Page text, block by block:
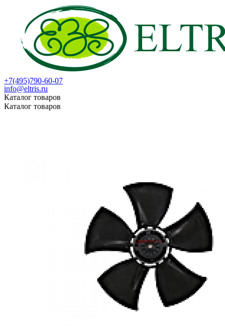
+7(495)790-60-07
info@eltris.ru
Каталог товаров
Каталог товаров